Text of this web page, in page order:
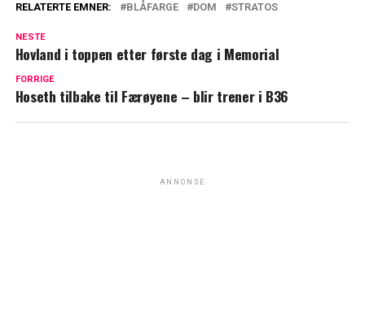
RELATERTE EMNER: BLÅFARGE DOM STRATOS
NESTE
Hovland i toppen etter første dag i Memorial
FORRIGE
Hoseth tilbake til Færøyene – blir trener i B36
ANNONSE